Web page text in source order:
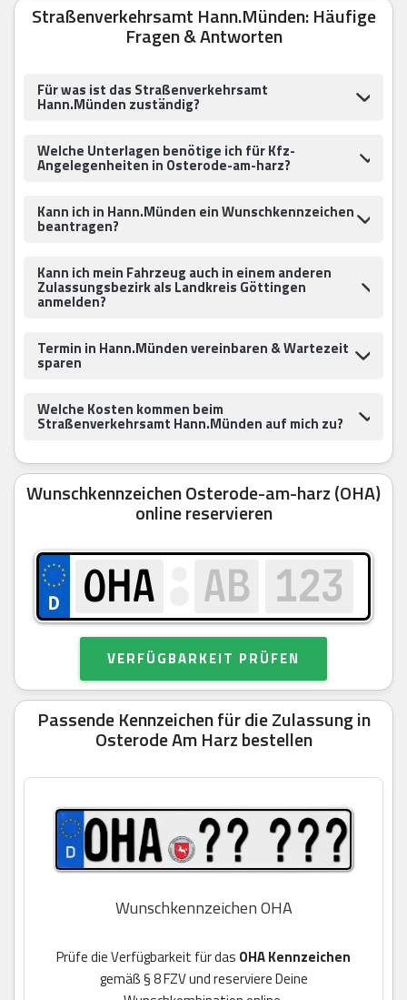
Straßenverkehrsamt Hann.Münden: Häufige
Fragen & Antworten
Für was ist das Straßenverkehrsamt
Hann.Münden zuständig?
Welche Unterlagen benötige ich für Kfz-
Angelegenheiten in Osterode-am-harz?
Kann ich in Hann.Münden ein Wunschkennzeichen
beantragen?
Kann ich mein Fahrzeug auch in einem anderen
Zulassungsbezirk als Landkreis Göttingen
anmelden?
Termin in Hann.Münden vereinbaren & Wartezeit
sparen
Welche Kosten kommen beim
Straßenverkehrsamt Hann.Münden auf mich zu?
Wunschkennzeichen Osterode-am-harz (OHA)
online reservieren
VERFÜGBARKEIT PRÜFEN
Passende Kennzeichen für die Zulassung in
Osterode Am Harz bestellen
Wunschkennzeichen OHA
Prüfe die Verfügbarkeit für das OHA Kennzeichen
gemäß § 8 FZV und reserviere Deine